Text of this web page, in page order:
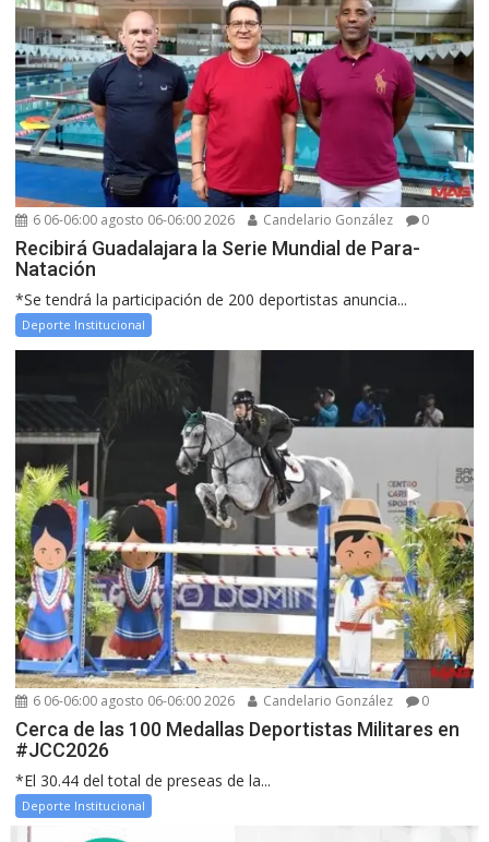
6 06-06:00 agosto 06-06:00 2026 Candelario González 0
Recibirá Guadalajara la Serie Mundial de Para-
Natación
*Se tendrá la participación de 200 deportistas anuncia...
Deporte Institucional
6 06-06:00 agosto 06-06:00 2026 Candelario González 0
Cerca de las 100 Medallas Deportistas Militares en
#JCC2026
*El 30.44 del total de preseas de la...
Deporte Institucional